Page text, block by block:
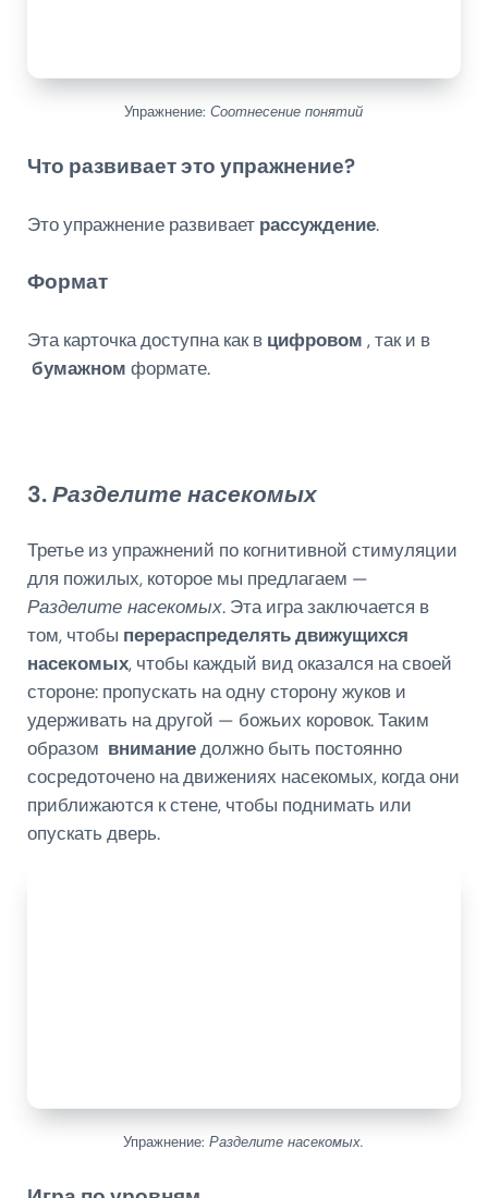
Упражнение:Соотнесение понятий
Что развивает это упражнение?
Это упражнение развивает рассуждение.
Формат
Эта карточка доступна как в цифровом , так и в
бумажном формате.
3.Разделите насекомых
Третье из упражнений по когнитивной стимуляции
для пожилых, которое мы предлагаем —
Разделите насекомых. Эта игра заключается в
том, чтобы перераспределять движущихся
насекомых, чтобы каждый вид оказался на своей
стороне: пропускать на одну сторону жуков и
удерживать на другой — божьих коровок. Таким
образом вниманиедолжно быть постоянно
сосредоточено на движениях насекомых, когда они
приближаются к стене, чтобы поднимать или
опускать дверь.
Упражнение:Разделите насекомых.